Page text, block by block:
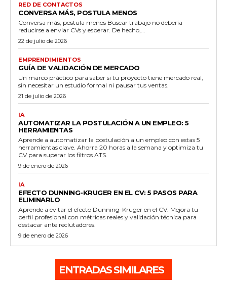
RED DE CONTACTOS
CONVERSA MÁS, POSTULA MENOS
Conversa más, postula menos Buscar trabajo no debería
reducirse a enviar CVs y esperar. De hecho,...
22 de julio de 2026
EMPRENDIMIENTOS
GUÍA DE VALIDACIÓN DE MERCADO
Un marco práctico para saber si tu proyecto tiene mercado real,
sin necesitar un estudio formal ni pausar tus ventas.
21 de julio de 2026
IA
AUTOMATIZAR LA POSTULACIÓN A UN EMPLEO: 5
HERRAMIENTAS
Aprende a automatizar la postulación a un empleo con estas 5
herramientas clave. Ahorra 20 horas a la semana y optimiza tu
CV para superar los filtros ATS.
9 de enero de 2026
IA
EFECTO DUNNING-KRUGER EN EL CV: 5 PASOS PARA
ELIMINARLO
Aprende a evitar el efecto Dunning-Kruger en el CV. Mejora tu
perfil profesional con métricas reales y validación técnica para
destacar ante reclutadores.
9 de enero de 2026
ENTRADAS SIMILARES